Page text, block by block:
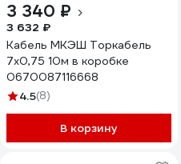
3 340 ₽
3 632 ₽
Кабель МКЭШ Торкабель
7х0,75 10м в коробке
0670087116668
4.5(8)
В корзину